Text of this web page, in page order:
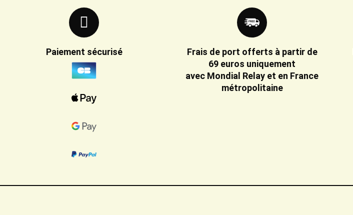
Paiement sécurisé
Frais de port offerts à partir de
69 euros uniquement
avec Mondial Relay et en France
métropolitaine